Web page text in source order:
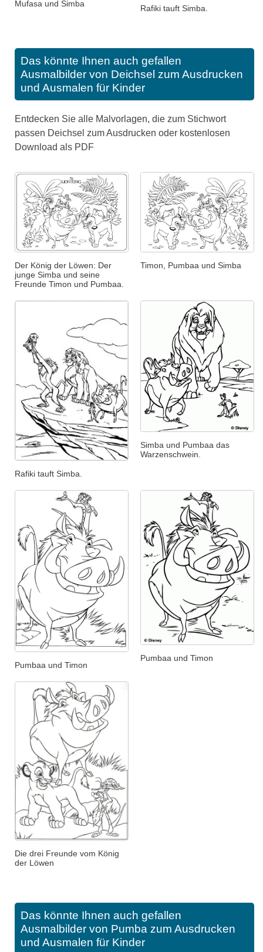
Mufasa und Simba Rafiki tauft Simba.
Das könnte Ihnen auch gefallen
Ausmalbilder von Deichsel zum Ausdrucken
und Ausmalen für Kinder
Entdecken Sie alle Malvorlagen, die zum Stichwort
passen Deichsel zum Ausdrucken oder kostenlosen
Download als PDF
Der König der Löwen: Der
junge Simba und seine
Freunde Timon und Pumbaa.
Timon, Pumbaa und Simba
Rafiki tauft Simba.
Simba und Pumbaa das
Warzenschwein.
Pumbaa und Timon
Pumbaa und Timon
Die drei Freunde vom König
der Löwen
Das könnte Ihnen auch gefallen
Ausmalbilder von Pumba zum Ausdrucken
und Ausmalen für Kinder